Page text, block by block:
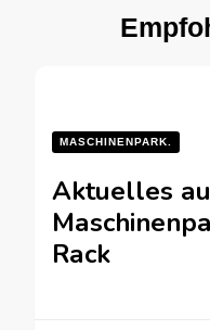
MASCHINENPARK.
Aktuelles
Rack